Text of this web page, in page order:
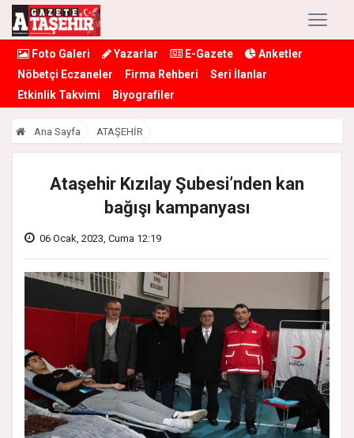
Foto Galeri Yazarlar E-Gazete
Anketler
Nöbetçi Eczaneler
Firma Rehberi
Seri İlanlar
Etkinlik Takvimi
Biyografiler
Ana Sayfa ATAŞEHİR
Ataşehir Kızılay Şubesi’nden kan
bağışı kampanyası
06 Ocak, 2023, Cuma 12:19